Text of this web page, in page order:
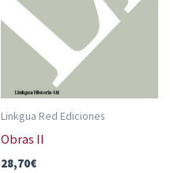
Linkgua Red Ediciones
Obras II
28,70€